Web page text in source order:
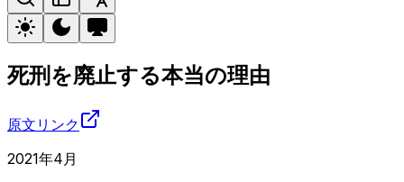
死刑を廃止する本当の理由
原文リンク
2021年4月